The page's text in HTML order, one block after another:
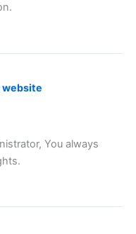
website
You always